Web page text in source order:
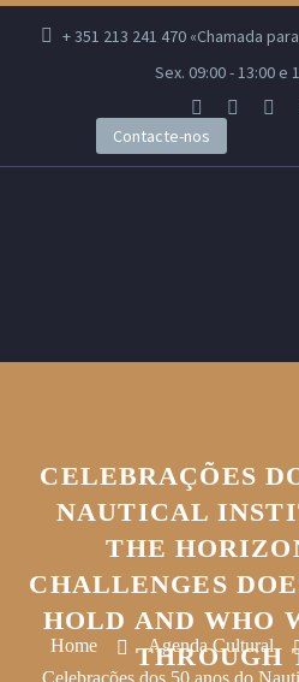
+ 351 213 241 470 «Chamada
Sex. 09:00 - 13:00 e
Contacte-nos
CELEBRAÇÕES
NAUTICAL
THE
CHALLENGES
HOLD AND WHO
THROUGH
Home Agenda Cultural
Celebrações dos 50 anos do